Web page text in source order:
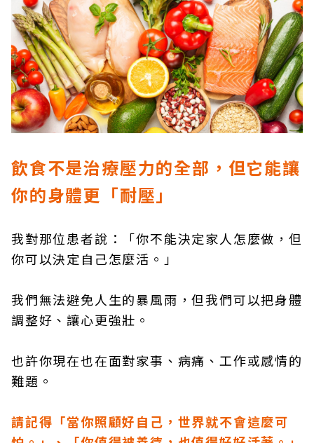
飲食不是治療壓力的全部，但它能讓
你的身體更「耐壓」
我對那位患者說：「你不能決定家人怎麼做，但
你可以決定自己怎麼活。」
我們無法避免人生的暴風雨，但我們可以把身體
調整好、讓心更強壯。
也許你現在也在面對家事、病痛、工作或感情的
難題。
請記得「當你照顧好自己，世界就不會這麼可